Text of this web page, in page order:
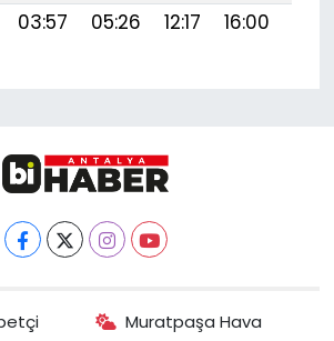
03:57 05:26 12:17 16:00
Muratpaşa Hava